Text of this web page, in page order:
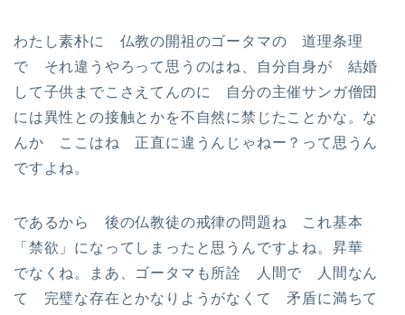
わたし素朴に 仏教の開祖のゴータマの 道理条理
で それ違うやろって思うのはね、自分自身が 結婚
して子供までこさえてんのに 自分の主催サンガ僧団
には異性との接触とかを不自然に禁じたことかな。な
んか ここはね 正直に違うんじゃねー？って思うん
ですよね。
であるから 後の仏教徒の戒律の問題ね これ基本
「禁欲」になってしまったと思うんですよね。昇華
でなくね。まあ、ゴータマも所詮 人間で 人間なん
て 完璧な存在とかなりようがなくて 矛盾に満ちて